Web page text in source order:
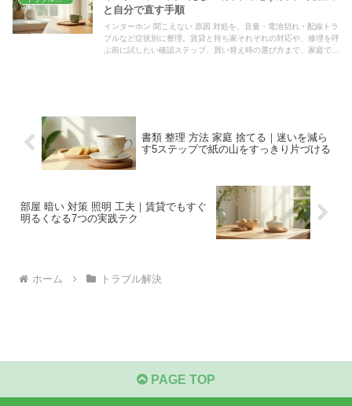
と自分で直す手順
インターホン 聞こえない 原因 対処を、音量・電池切れ・配線トラ
ブルなど症状別に整理。賃貸と持ち家それぞれの対応や、修理を呼
ぶ前に試したい確認ステップ、買い替え時の選び方まで、家庭です
書類 整理 方法 家庭 捨てる｜迷いを減ら
す5ステップで紙の山をすっきり片づける
部屋 暗い 対策 照明 工夫｜賃貸でもすぐ
明るくなる7つの実践テク
ホーム トラブル解決
PAGE TOP